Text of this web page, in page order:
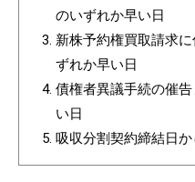
のいずれか早い日
新株予約権買取請求
ずれか早い日
債権者異議手続の催
い日
吸収分割契約締結日